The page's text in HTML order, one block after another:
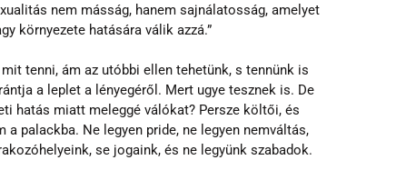
nem másság, hanem sajnálatosság, amelyet
környezete hatására válik azzá.”
tenni, ám az utóbbi ellen tehetünk, s tennünk is
a leplet a lényegéről. Mert ugye tesznek is. De
hatás miatt meleggé válókat? Persze költői, és
palackba. Ne legyen pride, ne legyen nemváltás,
se jogaink, és ne legyünk szabadok.